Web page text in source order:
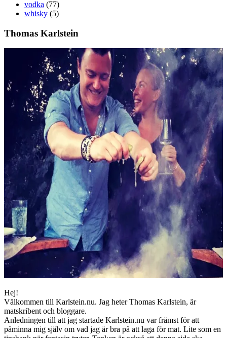
vodka (77)
whisky (5)
Thomas Karlstein
Hej!
Välkommen till Karlstein.nu. Jag heter Thomas Karlstein, är
matskribent och bloggare.
Anledningen till att jag startade Karlstein.nu var främst för att
påminna mig själv om vad jag är bra på att laga för mat. Lite som en